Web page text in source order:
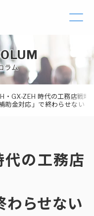
ラム
・GX-ZEH 時代の工務店戦略
補助金対応」で終わらせない
代の工務店
わらせない